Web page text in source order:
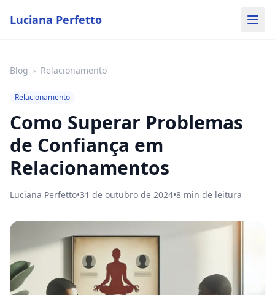
Luciana Perfetto
Blog › Relacionamento
Relacionamento
Como Superar Problemas
de Confiança em
Relacionamentos
Luciana Perfetto•31 de outubro de 2024•8 min de leitura